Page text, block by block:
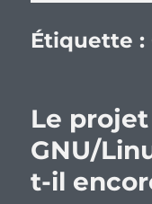
Étiquette :
Le
GNU/
t-il